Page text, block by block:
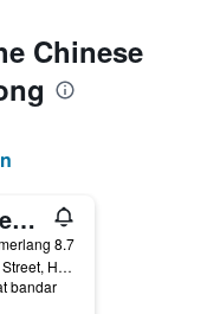
Chinese
Hyatt Regency Hong Kong Sha Tin
8.7
18 Chak Cheung Street, Hong Kong, Hong Kong
bandar